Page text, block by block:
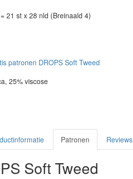
21 st x 28 nld (Breinaald 4)
patronen DROPS Soft Tweed
25% viscose
Patronen Reviews
Soft Tweed